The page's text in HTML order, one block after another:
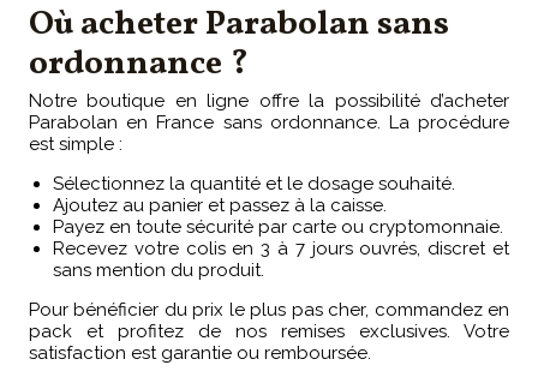
Où acheter Parabolan sans
ordonnance ?
Notre boutique en ligne offre la possibilité d’acheter
Parabolan en France sans ordonnance. La procédure
est simple :
Sélectionnez la quantité et le dosage souhaité.
Ajoutez au panier et passez à la caisse.
Payez en toute sécurité par carte ou cryptomonnaie.
Recevez votre colis en 3 à 7 jours ouvrés, discret et
sans mention du produit.
Pour bénéficier du prix le plus pas cher, commandez en
pack et profitez de nos remises exclusives. Votre
satisfaction est garantie ou remboursée.